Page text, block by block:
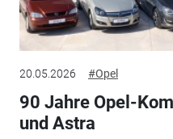
20.05.2026 #Opel
90 Jahre Opel-
und Astra